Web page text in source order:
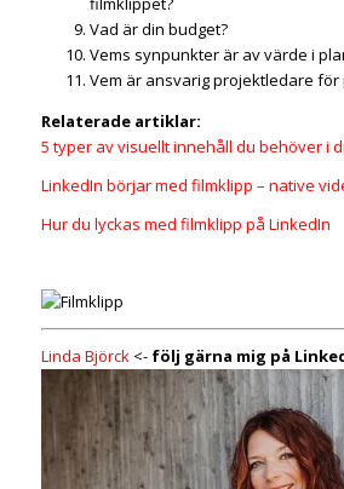
Vad är din budget?
Vems synpunkter är av värde i
Vem är ansvarig projektledare för
Relaterade artiklar:
5 typer av visuellt innehåll du behöver i
LinkedIn börjar med filmklipp – native
Hur du lyckas med filmklipp på LinkedIn
Linda Björck<- följ gärna mig på